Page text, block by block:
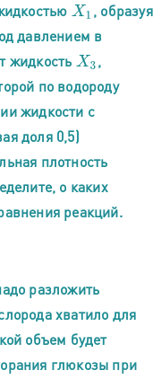
X1 , образуя
давлением в
жидкость X3 ,
по водороду
жидкости с
доля 0,5)
плотность
о каких
реакций.
разложить
хватило для
объем будет
глюкозы при